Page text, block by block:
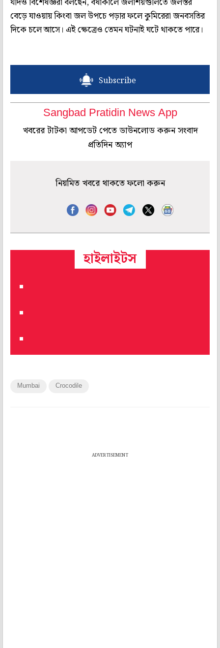
বেড়ে যাওয়ায় কিংবা জল উপচে পড়ার ফলে কুমিরেরা জনবসতির
দিকে চলে আসে। এই ক্ষেত্রেও তেমন ঘটনাই ঘটে থাকতে পারে।
Subscribe
Sangbad Pratidin News App
খবরের টাটকা আপডেট পেতে ডাউনলোড করুন সংবাদ
প্রতিদিন অ্যাপ
নিয়মিত খবরে থাকতে ফলো করুন
হাইলাইটস
Mumbai Crocodile
ADVERTISEMENT